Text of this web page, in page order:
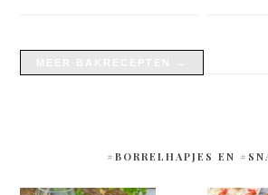
#BORRELHAPJES EN